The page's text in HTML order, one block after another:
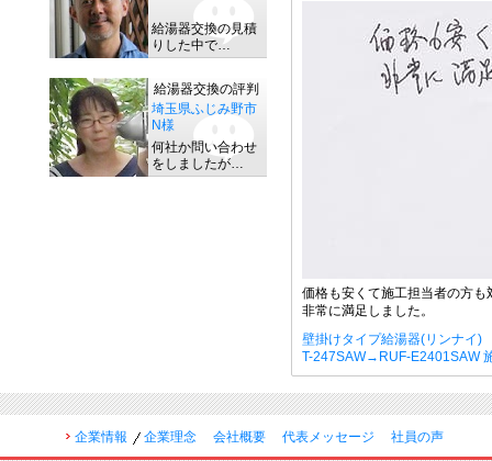
価格も安くて施工担当者の方も
非常に満足しました。
壁掛けタイプ給湯器(リンナイ)
T-247SAW→RUF-E2401SAW
給湯器交換の見積
りした中で…
給湯器交換の評判
埼玉県ふじみ野市
N様
何社か問い合わせ
をしましたが…
企業情報 企業理念 会社概要 代表メッセージ 社員の声